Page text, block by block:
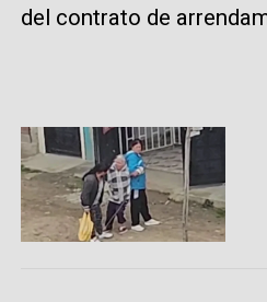
del contrato de